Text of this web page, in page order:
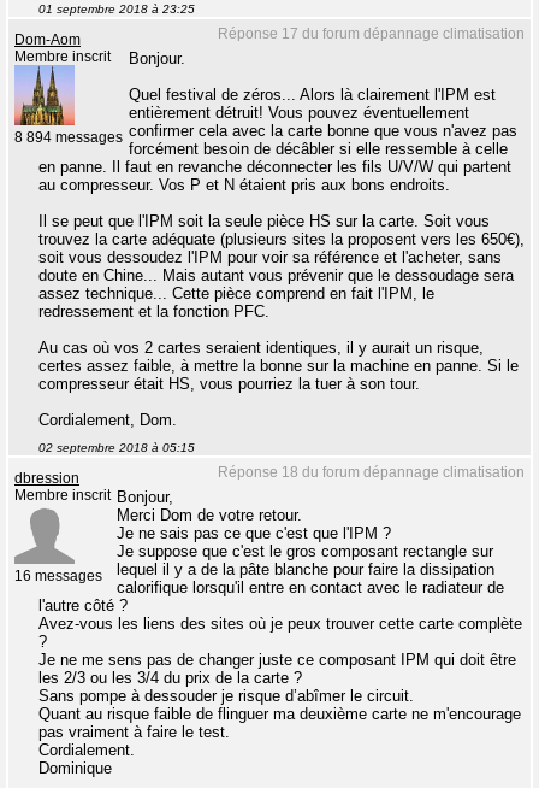
01 septembre 2018 à 23:25
Réponse 17 du forum dépannage climatisation
Dom-Aom
Membre inscrit
8 894 messages
Bonjour.
Quel festival de zéros... Alors là clairement l'IPM est
entièrement détruit! Vous pouvez éventuellement
confirmer cela avec la carte bonne que vous n'avez pas
forcément besoin de décâbler si elle ressemble à celle
en panne. Il faut en revanche déconnecter les fils U/V/W qui partent
au compresseur. Vos P et N étaient pris aux bons endroits.
Il se peut que l'IPM soit la seule pièce HS sur la carte. Soit vous
trouvez la carte adéquate (plusieurs sites la proposent vers les 650€),
soit vous dessoudez l'IPM pour voir sa référence et l'acheter, sans
doute en Chine... Mais autant vous prévenir que le dessoudage sera
assez technique... Cette pièce comprend en fait l'IPM, le
redressement et la fonction PFC.
Au cas où vos 2 cartes seraient identiques, il y aurait un risque,
certes assez faible, à mettre la bonne sur la machine en panne. Si le
compresseur était HS, vous pourriez la tuer à son tour.
Cordialement, Dom.
02 septembre 2018 à 05:15
Réponse 18 du forum dépannage climatisation
dbression
Membre inscrit
16 messages
Bonjour,
Merci Dom de votre retour.
Je ne sais pas ce que c'est que l'IPM ?
Je suppose que c'est le gros composant rectangle sur
lequel il y a de la pâte blanche pour faire la dissipation
calorifique lorsqu'il entre en contact avec le radiateur de
l'autre côté ?
Avez-vous les liens des sites où je peux trouver cette carte complète
?
Je ne me sens pas de changer juste ce composant IPM qui doit être
les 2/3 ou les 3/4 du prix de la carte ?
Sans pompe à dessouder je risque d’abîmer le circuit.
Quant au risque faible de flinguer ma deuxième carte ne m'encourage
pas vraiment à faire le test.
Cordialement.
Dominique